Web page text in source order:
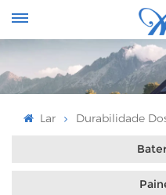
Lar Durabilidade